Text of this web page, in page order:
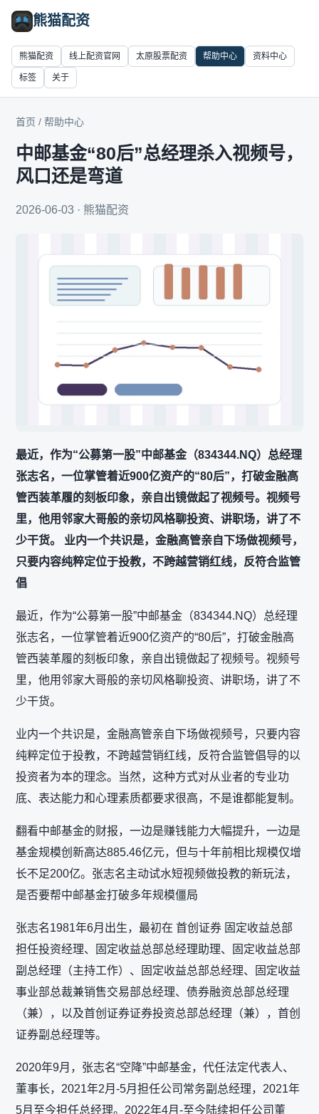
熊猫配资
熊猫配资 线上配资官网 太原股票配资 帮助中心 资料中心
标签 关于
首页 / 帮助中心
中邮基金“80后”总经理杀入视频号，
风口还是弯道
2026-06-03 · 熊猫配资
最近，作为“公募第一股”中邮基金（834344.NQ）总经理
张志名，一位掌管着近900亿资产的“80后”，打破金融高
管西装革履的刻板印象，亲自出镜做起了视频号。视频号
里，他用邻家大哥般的亲切风格聊投资、讲职场，讲了不
少干货。 业内一个共识是，金融高管亲自下场做视频号，
只要内容纯粹定位于投教，不跨越营销红线，反符合监管
倡
最近，作为“公募第一股”中邮基金（834344.NQ）总经理
张志名，一位掌管着近900亿资产的“80后”，打破金融高
管西装革履的刻板印象，亲自出镜做起了视频号。视频号
里，他用邻家大哥般的亲切风格聊投资、讲职场，讲了不
少干货。
业内一个共识是，金融高管亲自下场做视频号，只要内容
纯粹定位于投教，不跨越营销红线，反符合监管倡导的以
投资者为本的理念。当然，这种方式对从业者的专业功
底、表达能力和心理素质都要求很高，不是谁都能复制。
翻看中邮基金的财报，一边是赚钱能力大幅提升，一边是
基金规模创新高达885.46亿元，但与十年前相比规模仅增
长不足200亿。张志名主动试水短视频做投教的新玩法，
是否要帮中邮基金打破多年规模僵局
张志名1981年6月出生，最初在 首创证券 固定收益总部
担任投资经理、固定收益总部总经理助理、固定收益总部
副总经理（主持工作）、固定收益总部总经理、固定收益
事业部总裁兼销售交易部总经理、债券融资总部总经理
（兼），以及首创证券证券投资总部总经理（兼），首创
证券副总经理等。
2020年9月，张志名“空降”中邮基金，代任法定代表人、
董事长，2021年2月-5月担任公司常务副总经理，2021年
5月至今担任总经理。2022年4月-至今陆续担任公司董